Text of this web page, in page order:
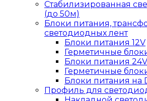
Стабилизированная
(до 50м)
Блоки питания,
светодиодных лент
Блоки питания 12V
Герметичные
Блоки питания 24V
Герметичные
Блоки питания на
Профиль для